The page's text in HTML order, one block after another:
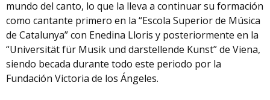
mundo del canto, lo que la lleva a continuar su formación
como cantante primero en la “Escola Superior de Música
de Catalunya” con Enedina Lloris y posteriormente en la
“Universität für Musik und darstellende Kunst” de Viena,
siendo becada durante todo este periodo por la
Fundación Victoria de los Ángeles.